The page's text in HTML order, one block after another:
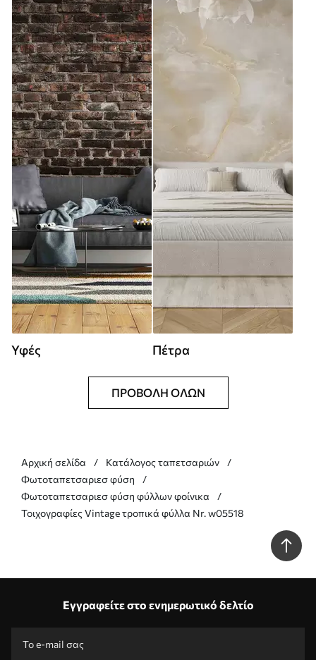
Υφές Πέτρα
ΠΡΟΒΟΛΉ ΌΛΩΝ
Αρχική σελίδα
Κατάλογος ταπετσαριών
Φωτοταπετσαριεσ φύση
Φωτοταπετσαριεσ φύση φύλλων φοίνικα
Τοιχογραφίες Vintage τροπικά φύλλα Nr. w05518
Εγγραφείτε στο ενημερωτικό δελτίο